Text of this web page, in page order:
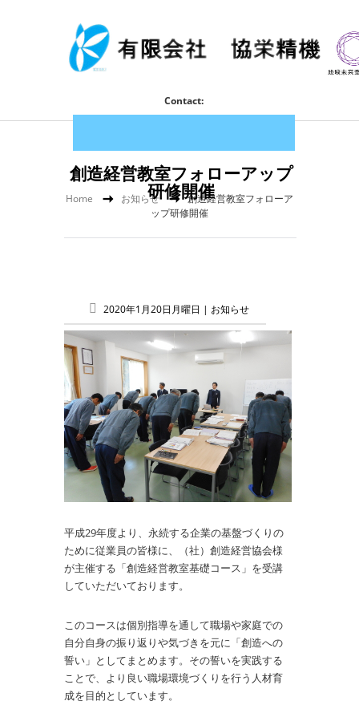
Contact:
Home お知らせ
創造経営教室フォローア
ップ研修開催
創造経営教室フォローアップ
研修開催
2020年1月20日月曜日 | お知らせ
平成29年度より、永続する企業の基盤づくりの
ために従業員の皆様に、（社）創造経営協会様
が主催する「創造経営教室基礎コース」を受講
していただいております。
このコースは個別指導を通して職場や家庭での
自分自身の振り返りや気づきを元に「創造への
誓い」としてまとめます。その誓いを実践する
ことで、より良い職場環境づくりを行う人材育
成を目的としています。